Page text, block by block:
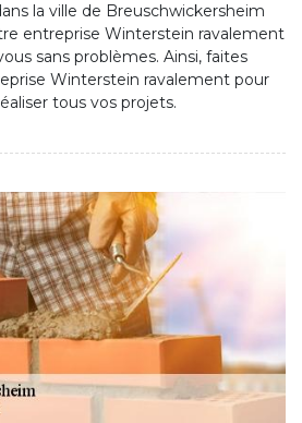
la ville de Breuschwickersheim
entreprise Winterstein ravalement
sans problèmes. Ainsi, faites
Winterstein ravalement pour
tous vos projets.